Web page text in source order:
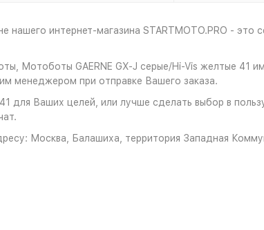
нашего интернет-магазина STARTMOTO.PRO - это
Мотоботы GAERNE GX-J серые/Hi-Vis желтые 41
менеджером при отправке Вашего заказа.
Ваших целей, или лучше сделать выбор в
Москва, Балашиха, территория Западная